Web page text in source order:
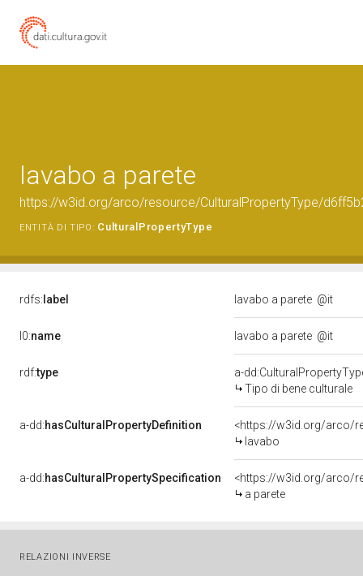
lavabo a parete
https://w3id.org/arco/resource/CulturalPropertyType/
ENTITÀ DI TIPO: CulturalPropertyType
rdfs: label lavabo a parete @it
l0:name lavabo a parete @it
rdf:type
a-
Tipo di bene culturale
a-dd:hasCulturalPropertyDefinition
<https://w3id.org/arco/
lavabo
a-dd:hasCulturalPropertySpecification
<https://w3id.org/arco/
a parete
RELAZIONI INVERSE